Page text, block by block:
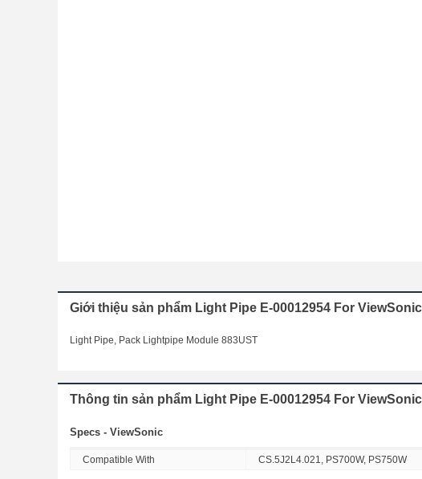
Giới thiệu sản phẩm Light Pipe E-00012954 For
Light Pipe, Pack Lightpipe Module 883UST
Thông tin sản phẩm Light Pipe E-00012954 For
Specs - ViewSonic
Compatible With CS.5J2L4.021, PS700W, PS750W